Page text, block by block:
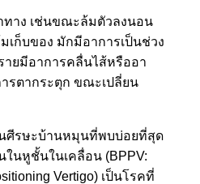
ทาง เช่นขณะล้มตัวลงนอน
เก็บของ มักมีอาการเป็นช่วง
ายมีอาการคลื่นไส้หรืออา
รตากระตุก ขณะเปลี่ยน
ศีรษะบ้านหมุนที่พบบ่อยที่สุด
นหูชั้นในเคลื่อน (BPPV:
Vertigo) เป็นโรคที่